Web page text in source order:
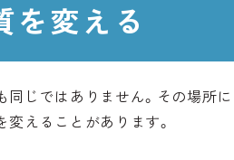
を変える
じではありません。その場所
えることがあります。